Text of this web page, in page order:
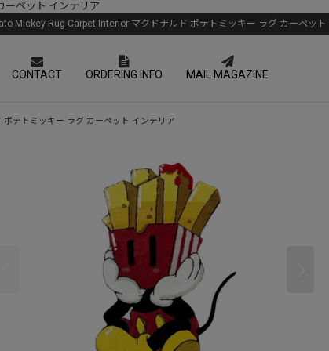
ーペット インテリア
Mickey Rug Carpet Interior マクドナルド ポテトミッキー ラグ カーペット
CONTACT ORDERING INFO MAIL MAGAZINE
テトミッキー ラグ カーペット インテリア